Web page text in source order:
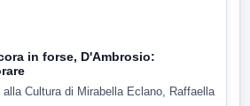
in forse, D'Ambrosio:
Cultura di Mirabella Eclano, Raffaella